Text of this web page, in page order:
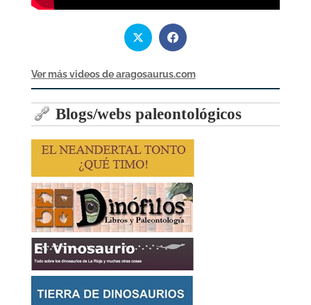
Ver más videos de aragosaurus.com
Blogs/webs paleontológicos